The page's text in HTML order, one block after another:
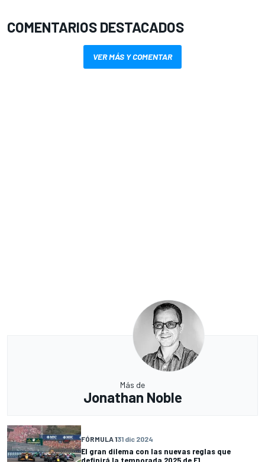
COMENTARIOS DESTACADOS
VER MÁS Y COMENTAR
Más de
Jonathan Noble
FÓRMULA 131 dic 2024
El gran dilema con las nuevas reglas que
definirá la temporada 2025 de F1